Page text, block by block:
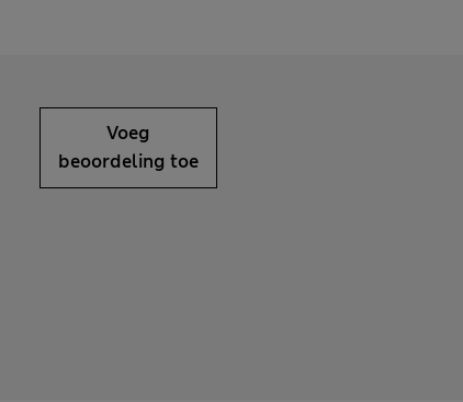
Voeg
beoordeling toe